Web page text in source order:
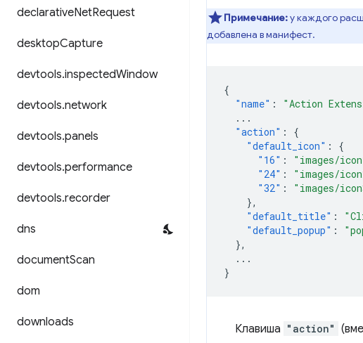
declarativeNetRequest
desktopCapture
devtools.inspectedWindow
devtools.network
devtools.panels
devtools.performance
devtools.recorder
dns
documentScan
dom
downloads
Примечание:у каждого
добавлена в манифест.
{
"name" : "Action
...
"action" :
{
"default_icon" : {
"16" : "images/
"24" : "images/
"32" : "images/
},
"default_title" :
"default_popup" :
},
...
}
Клавиша "action"